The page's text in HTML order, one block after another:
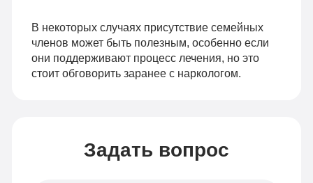
В некоторых случаях присутствие семейных
членов может быть полезным, особенно если
они поддерживают процесс лечения, но это
стоит обговорить заранее с наркологом.
Задать вопрос